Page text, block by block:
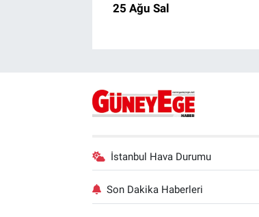
25 Ağu Sal
İstanbul Hava Durumu
Son Dakika Haberleri